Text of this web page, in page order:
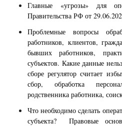
Главные «угрозы» для
Правительства РФ от
Проблемные вопросы
работников, клиентов,
бывших работников,
субъектов. Какие данные
сборе регулятор считает
сбор, обработка
родственника работника,
Что необходимоcделать
субъекта? Правовые